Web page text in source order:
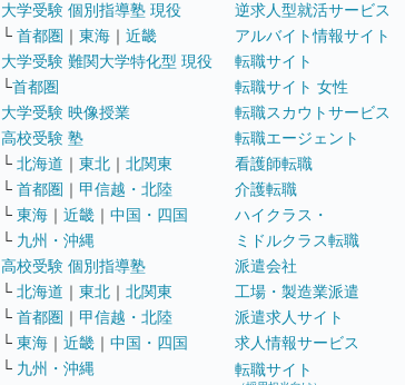
大学受験 個別指導塾 現役
└ 首都圏 ｜ 東海 ｜ 近畿
大学受験 難関大学特化型 現役
└首都圏
大学受験 映像授業
高校受験 塾
└ 北海道 ｜ 東北 ｜ 北関東
└ 首都圏 ｜ 甲信越・北陸
└ 東海 ｜ 近畿 ｜ 中国・四国
└ 九州・沖縄
高校受験 個別指導塾
└ 北海道 ｜ 東北 ｜ 北関東
└ 首都圏 ｜ 甲信越・北陸
└ 東海 ｜ 近畿 ｜ 中国・四国
└ 九州・沖縄
逆求人型就活サービス
アルバイト情報サイト
転職サイト
転職サイト 女性
転職スカウトサービス
転職エージェント
看護師転職
介護転職
ハイクラス・
ミドルクラス転職
派遣会社
工場・製造業派遣
派遣求人サイト
求人情報サービス
転職サイト